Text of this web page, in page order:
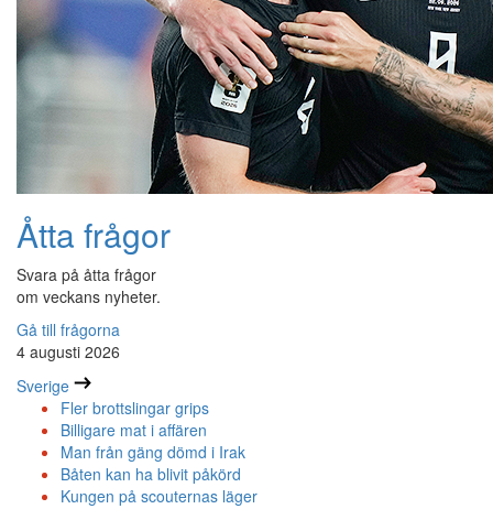
Åtta frågor
Svara på åtta frågor
om veckans nyheter.
Gå till frågorna
4 augusti 2026
Sverige
Fler brottslingar grips
Billigare mat i affären
Man från gäng dömd i Irak
Båten kan ha blivit påkörd
Kungen på scouternas läger